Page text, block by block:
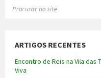
ARTIGOS RECENTES
Encontro de Reis na Vila das
Viva